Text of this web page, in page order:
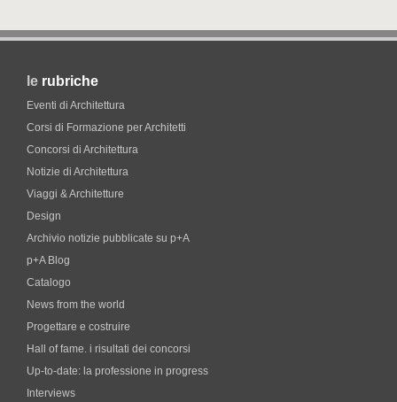
le rubriche
Eventi di Architettura
Corsi di Formazione per Architetti
Concorsi di Architettura
Notizie di Architettura
Viaggi & Architetture
Design
Archivio notizie pubblicate su p+A
p+A Blog
Catalogo
News from the world
Progettare e costruire
Hall of fame. i risultati dei concorsi
Up-to-date: la professione in progress
Interviews